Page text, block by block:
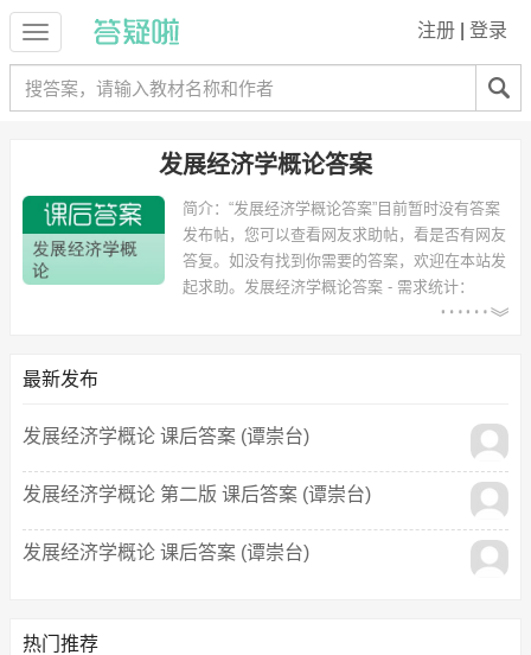
注册 登录
发展经济学概论答案
简介： “发展经济学概论答案”目前暂时没有答案
发布帖，您可以查看网友求助帖，看是否有网友
答复。如没有找到你需要的答案，欢迎在本站发
起求助。 发展经济学概论答案 - 需求统计：
：国际经济与贸易、国际贸易
以下学校的同学下载过
工大学、中南民族大学、湖南工业大学 等。
最新发布
发展经济学概论 课后答案 (谭崇台)
发展经济学概论 第二版 课后答案 (谭崇台)
发展经济学概论 课后答案 (谭崇台)
热门推荐